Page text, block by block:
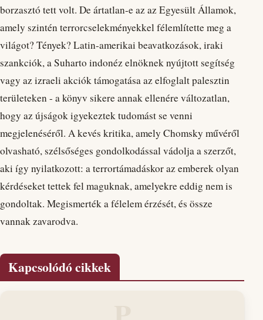
borzasztó tett volt. De ártatlan-e az az Egyesült Államok,
amely szintén terrorcselekményekkel félemlítette meg a
világot? Tények? Latin-amerikai beavatkozások, iraki
szankciók, a Suharto indonéz elnöknek nyújtott segítség
vagy az izraeli akciók támogatása az elfoglalt palesztin
területeken - a könyv sikere annak ellenére változatlan,
hogy az újságok igyekeztek tudomást se venni
megjelenéséről. A kevés kritika, amely Chomsky művéről
olvasható, szélsőséges gondolkodással vádolja a szerzőt,
aki így nyilatkozott: a terrortámadáskor az emberek olyan
kérdéseket tettek fel maguknak, amelyekre eddig nem is
gondoltak. Megismerték a félelem érzését, és össze
vannak zavarodva.
Kapcsolódó cikkek